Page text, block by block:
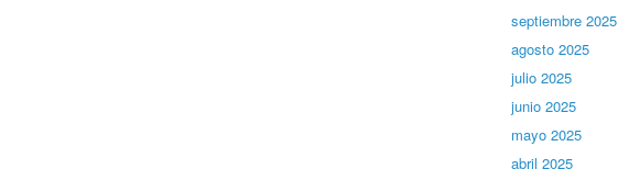
septiembre 2025
agosto 2025
julio 2025
junio 2025
mayo 2025
abril 2025